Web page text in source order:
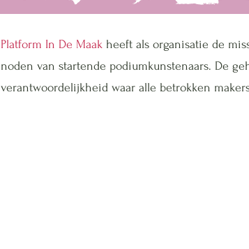
Platform In De Maak heeft als organisatie de
noden van startende podiumkunstenaars. De
verantwoordelijkheid waar alle betrokken